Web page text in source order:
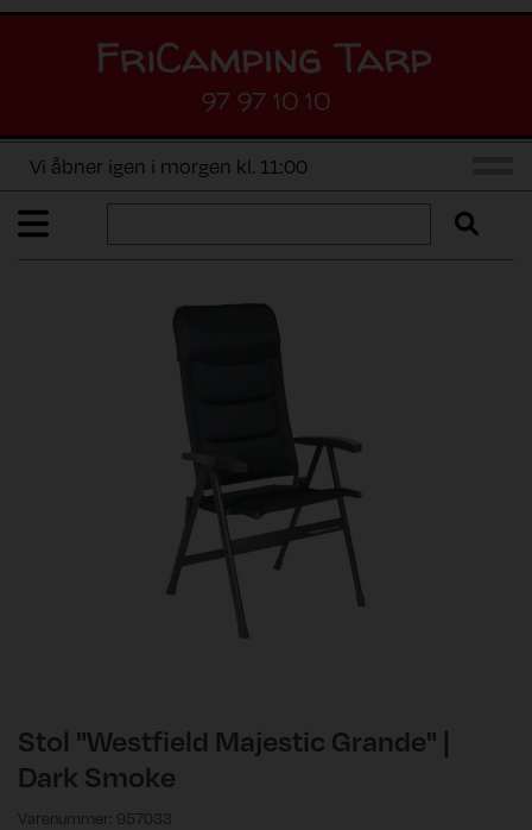
97 97 10 10
Vi åbner igen i morgen kl. 11:00
Stol "Westfield Majestic Grande" |
Dark Smoke
Varenummer: 957033